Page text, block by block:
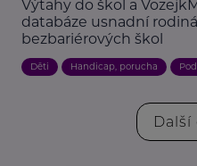
Výtahy do škol a
databáze usnadní
bezbariérových škol
Děti Handicap, porucha
Další